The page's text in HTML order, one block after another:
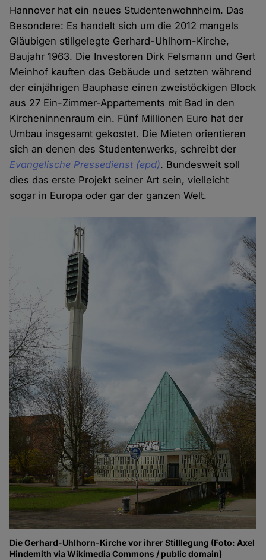
Hannover hat ein neues Studentenwohnheim. Das
Besondere: Es handelt sich um die 2012 mangels
Gläubigen stillgelegte Gerhard-Uhlhorn-Kirche,
Baujahr 1963. Die Investoren Dirk Felsmann und Gert
Meinhof kauften das Gebäude und setzten während
der einjährigen Bauphase einen zweistöckigen Block
aus 27 Ein-Zimmer-Appartements mit Bad in den
Kircheninnenraum ein. Fünf Millionen Euro hat der
Umbau insgesamt gekostet. Die Mieten orientieren
sich an denen des Studentenwerks, schreibt der
Evangelische Pressedienst (epd). Bundesweit soll
dies das erste Projekt seiner Art sein, vielleicht
sogar in Europa oder gar der ganzen Welt.
Die Gerhard-Uhlhorn-Kirche vor ihrer Stilllegung (Foto: Axel
Hindemith via Wikimedia Commons / public domain)